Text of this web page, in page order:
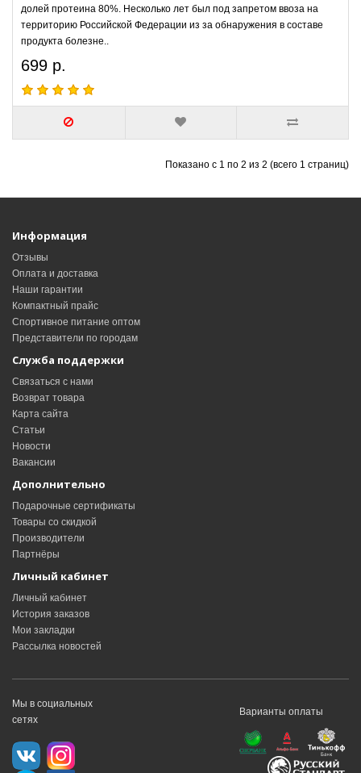
долей протеина 80%. Несколько лет был под запретом ввоза на
территорию Российской Федерации из за обнаружения в составе
продукта болезне..
699 р.
Показано с 1 по 2 из 2 (всего 1 страниц)
Информация
Отзывы
Оплата и доставка
Наши гарантии
Компактный прайс
Спортивное питание оптом
Представители по городам
Служба поддержки
Связаться с нами
Возврат товара
Карта сайта
Статьи
Новости
Вакансии
Дополнительно
Подарочные сертификаты
Товары со скидкой
Производители
Партнёры
Личный кабинет
Личный кабинет
История заказов
Мои закладки
Рассылка новостей
Мы в социальных
сетях
Варианты оплаты